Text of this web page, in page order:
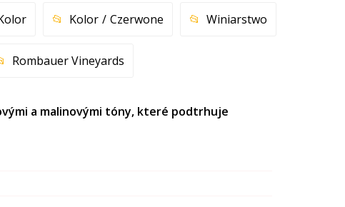
Kolor Czerwone Winiarstwo
Rombauer Vineyards
a malinovými tóny, které podtrhuje